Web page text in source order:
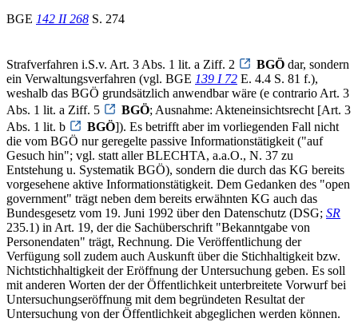
BGE 142 II 268 S. 274
Strafverfahren i.S.v. Art. 3 Abs. 1 lit. a Ziff. 2 BGÖ dar, sondern
ein Verwaltungsverfahren (vgl. BGE 139 I 72 E. 4.4 S. 81 f.),
weshalb das BGÖ grundsätzlich anwendbar wäre (e contrario Art. 3
Abs. 1 lit. a Ziff. 5
BGÖ; Ausnahme: Akteneinsichtsrecht [Art. 3
Abs. 1 lit. b
BGÖ]). Es betrifft aber im vorliegenden Fall nicht
die vom BGÖ nur geregelte passive Informationstätigkeit ("auf
Gesuch hin"; vgl. statt aller BLECHTA, a.a.O., N. 37 zu
Entstehung u. Systematik BGÖ), sondern die durch das KG bereits
vorgesehene aktive Informationstätigkeit. Dem Gedanken des "open
government" trägt neben dem bereits erwähnten KG auch das
Bundesgesetz vom 19. Juni 1992 über den Datenschutz (DSG; SR
235.1) in Art. 19, der die Sachüberschrift "Bekanntgabe von
Personendaten" trägt, Rechnung. Die Veröffentlichung der
Verfügung soll zudem auch Auskunft über die Stichhaltigkeit bzw.
Nichtstichhaltigkeit der Eröffnung der Untersuchung geben. Es soll
mit anderen Worten der der Öffentlichkeit unterbreitete Vorwurf bei
Untersuchungseröffnung mit dem begründeten Resultat der
Untersuchung von der Öffentlichkeit abgeglichen werden können.